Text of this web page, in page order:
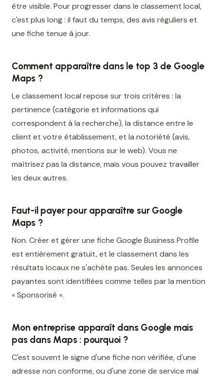
être visible. Pour progresser dans le classement local,
c'est plus long : il faut du temps, des avis réguliers et
une fiche tenue à jour.
Comment apparaître dans le top 3 de Google
Maps ?
Le classement local repose sur trois critères : la
pertinence (catégorie et informations qui
correspondent à la recherche), la distance entre le
client et votre établissement, et la notoriété (avis,
photos, activité, mentions sur le web). Vous ne
maîtrisez pas la distance, mais vous pouvez travailler
les deux autres.
Faut-il payer pour apparaître sur Google
Maps ?
Non. Créer et gérer une fiche Google Business Profile
est entièrement gratuit, et le classement dans les
résultats locaux ne s'achète pas. Seules les annonces
payantes sont identifiées comme telles par la mention
« Sponsorisé ».
Mon entreprise apparaît dans Google mais
pas dans Maps : pourquoi ?
C'est souvent le signe d'une fiche non vérifiée, d'une
adresse non conforme, ou d'une zone de service mal